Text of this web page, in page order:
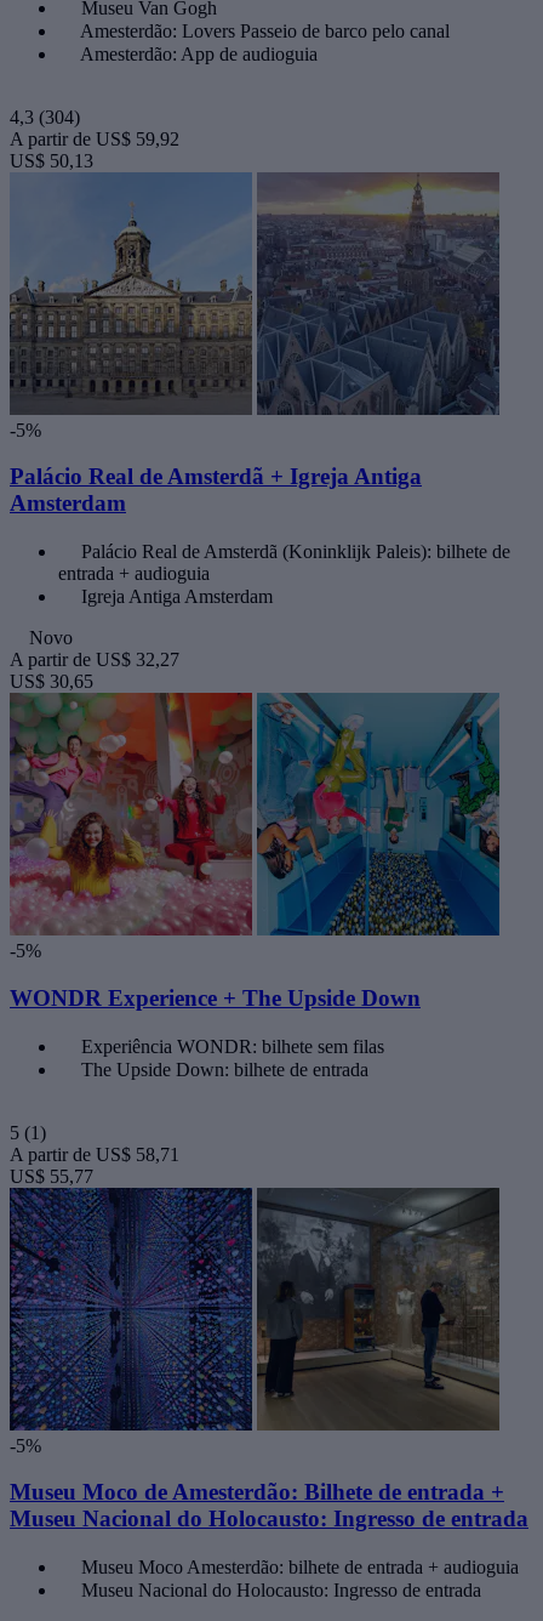
Museu Van Gogh
Amesterdão: Lovers Passeio de barco pelo canal
Amesterdão: App de audioguia
4,3 (304)
A partir de US$ 59,92
US$ 50,13
-5%
Palácio Real de Amsterdã + Igreja Antiga
Amsterdam
Palácio Real de Amsterdã (Koninklijk Paleis): bilhete de
entrada + audioguia
Igreja Antiga Amsterdam
Novo
A partir de US$ 32,27
US$ 30,65
-5%
WONDR Experience + The Upside Down
Experiência WONDR: bilhete sem filas
The Upside Down: bilhete de entrada
5 (1)
A partir de US$ 58,71
US$ 55,77
-5%
Museu Moco de Amesterdão: Bilhete de entrada +
Museu Nacional do Holocausto: Ingresso de entrada
Museu Moco Amesterdão: bilhete de entrada + audioguia
Museu Nacional do Holocausto: Ingresso de entrada